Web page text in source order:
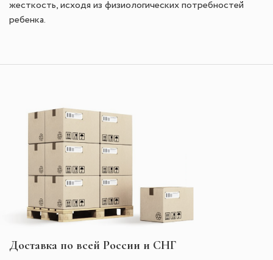
жесткость, исходя из физиологических потребностей
ребенка.
Доставка по всей России и СНГ